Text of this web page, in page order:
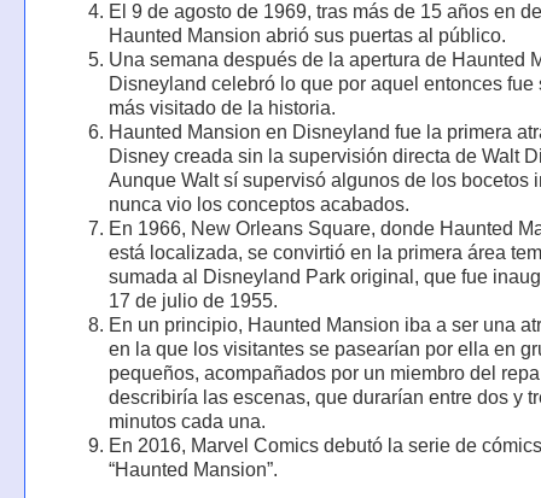
El 9 de agosto de 1969, tras más de 15 años en
Haunted Mansion abrió sus puertas al público.
Una semana después de la apertura de Haunted
Disneyland celebró lo que por aquel entonces fue
más visitado de la historia.
Haunted Mansion en Disneyland fue la primera
Disney creada sin la supervisión directa de Walt
Aunque Walt sí supervisó algunos de los bocetos
nunca vio los conceptos acabados.
En 1966, New Orleans Square, donde Haunted
está localizada, se convirtió en la primera área
sumada al Disneyland Park original, que fue
17 de julio de 1955.
En un principio, Haunted Mansion iba a ser una
en la que los visitantes se pasearían por ella en
pequeños, acompañados por un miembro del
describiría las escenas, que durarían entre dos y
minutos cada una.
En 2016, Marvel Comics debutó la serie de cómics
“Haunted Mansion”.